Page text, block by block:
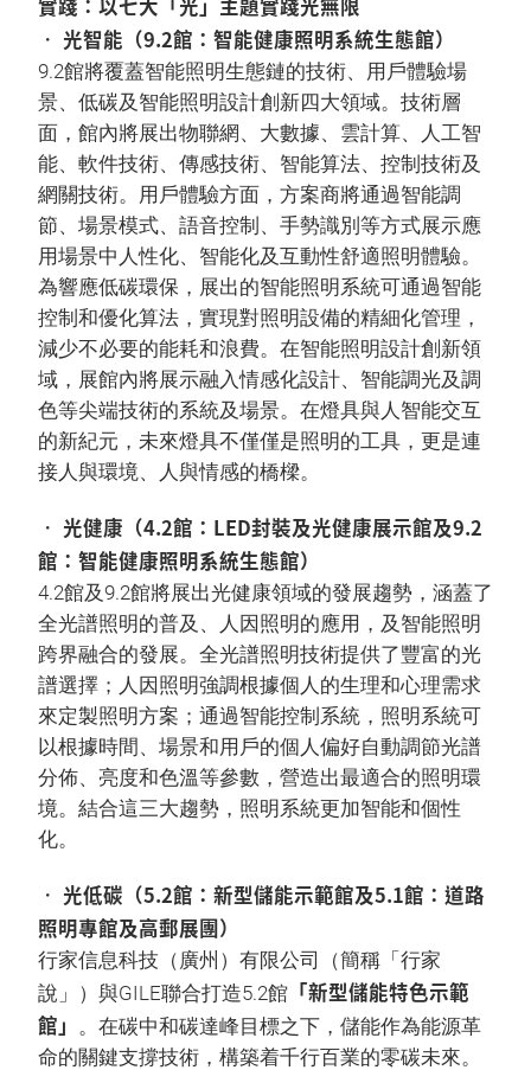
實踐：以七大「光」主題實踐光無限
• 光智能（9.2館：智能健康照明系統生態館）
9.2館將覆蓋智能照明生態鏈的技術、用戶體驗場
景、低碳及智能照明設計創新四大領域。技術層
面，館內將展出物聯網、大數據、雲計算、人工智
能、軟件技術、傳感技術、智能算法、控制技術及
網關技術。用戶體驗方面，方案商將通過智能調
節、場景模式、語音控制、手勢識別等方式展示應
用場景中人性化、智能化及互動性舒適照明體驗。
為響應低碳環保，展出的智能照明系統可通過智能
控制和優化算法，實現對照明設備的精細化管理，
減少不必要的能耗和浪費。在智能照明設計創新領
域，展館內將展示融入情感化設計、智能調光及調
色等尖端技術的系統及場景。在燈具與人智能交互
的新紀元，未來燈具不僅僅是照明的工具，更是連
接人與環境、人與情感的橋樑。
• 光健康（4.2館：LED封裝及光健康展示館及9.2
館：智能健康照明系統生態館）
4.2館及9.2館將展出光健康領域的發展趨勢，涵蓋了
全光譜照明的普及、人因照明的應用，及智能照明
跨界融合的發展。全光譜照明技術提供了豐富的光
譜選擇；人因照明強調根據個人的生理和心理需求
來定製照明方案；通過智能控制系統，照明系統可
以根據時間、場景和用戶的個人偏好自動調節光譜
分佈、亮度和色溫等參數，營造出最適合的照明環
境。結合這三大趨勢，照明系統更加智能和個性
化。
• 光低碳（5.2館：新型儲能示範館及5.1館：道路
照明專館及高郵展團）
行家信息科技（廣州）有限公司（簡稱「行家
說」）與GILE聯合打造5.2館 「新型儲能特色示範
館」
。在碳中和碳達峰目標之下，儲能作為能源革
命的關鍵支撐技術，構築着千行百業的零碳未來。